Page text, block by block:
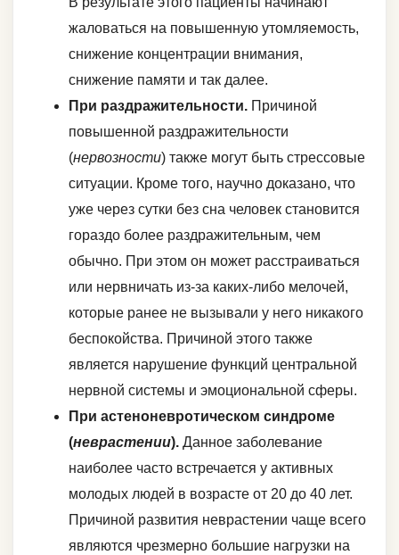
жаловаться на повышенную утомляемость,
снижение концентрации внимания,
снижение памяти и так далее.
При раздражительности. Причиной
повышенной раздражительности
(нервозности) также могут быть стрессовые
ситуации. Кроме того, научно доказано, что
уже через сутки без сна человек становится
гораздо более раздражительным, чем
обычно. При этом он может расстраиваться
или нервничать из-за каких-либо мелочей,
которые ранее не вызывали у него никакого
беспокойства. Причиной этого также
является нарушение функций центральной
нервной системы и эмоциональной сферы.
При астеноневротическом синдроме
(неврастении). Данное заболевание
наиболее часто встречается у активных
молодых людей в возрасте от 20 до 40 лет.
Причиной развития неврастении чаще всего
являются чрезмерно большие нагрузки на